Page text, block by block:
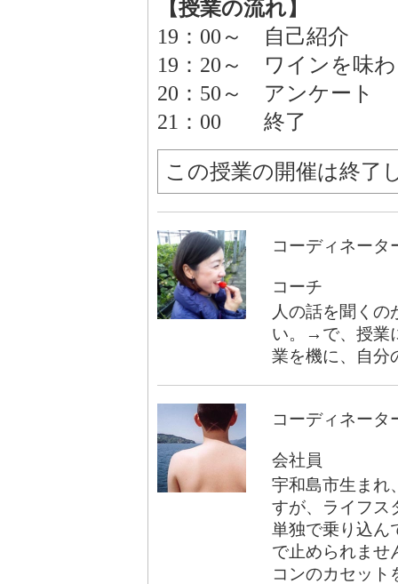
【授業の流れ】
19：00～ 自己紹介
19：20～ ワインを味
20：50～ アンケート
21：00 終了
この授業の開催は終了
コーディネータ
コーチ
人の話を聞く
い。→で、授業
業を機に、自分
コーディネータ
会社員
宇和島市生まれ
すが、ライフス
単独で乗り込ん
で止められませ
コンのカセット